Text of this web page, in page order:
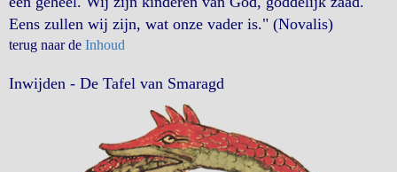
Eens zullen wij zijn, wat onze vader is." (Novalis)
terug naar de Inhoud
Inwijden - De Tafel van Smaragd